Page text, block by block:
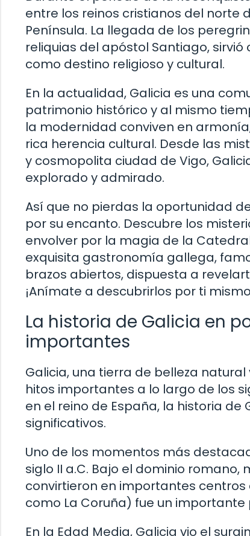
entre los reinos cristianos del norte
Península. La llegada de los
reliquias del apóstol Santiago,
como destino religioso y cultural.
En la actualidad, Galicia es una
patrimonio histórico y al mismo
la modernidad conviven en
rica herencia cultural. Desde las
y cosmopolita ciudad de Vigo,
explorado y admirado.
Así que no pierdas la oportunidad
por su encanto. Descubre los
envolver por la magia de la
exquisita gastronomía gallega,
brazos abiertos, dispuesta a
¡Anímate a descubrirlos por ti
La historia de Galicia en
importantes
Galicia, una tierra de belleza
hitos importantes a lo largo de los
en el reino de España, la historia
significativos.
Uno de los momentos más
siglo II a.C. Bajo el dominio
convirtieron en importantes
como La Coruña) fue un
En la Edad Media, Galicia vio el